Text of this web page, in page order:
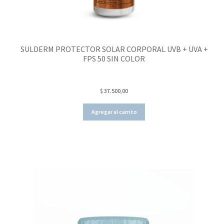
SULDERM PROTECTOR SOLAR CORPORAL UVB + UVA +
FPS 50 SIN COLOR
$ 37.500,00
Agregar al carrito